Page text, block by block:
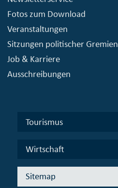
Fotos zum Download
Veranstaltungen
Sitzungen politischer Gremien
Job & Karriere
Ausschreibungen
Tourismus
Wirtschaft
Sitemap